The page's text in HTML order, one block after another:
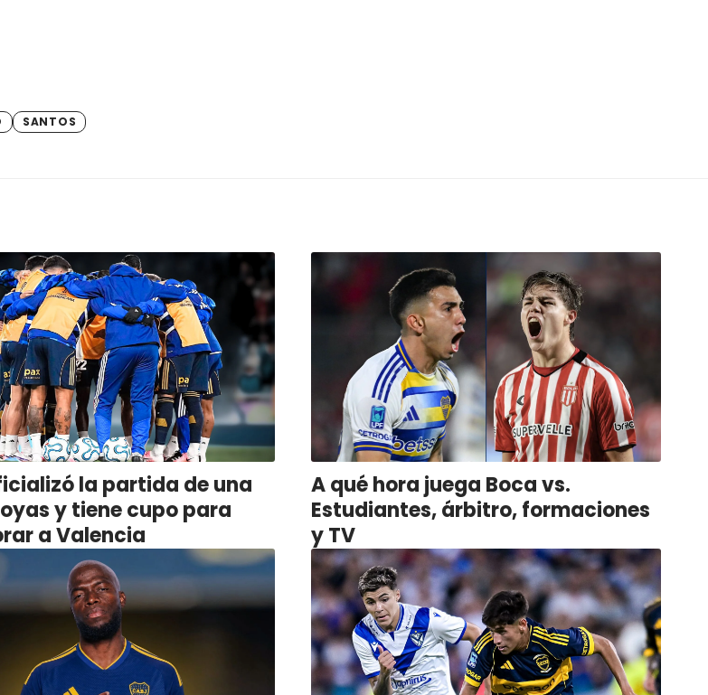
SANTOS
la partida de una
y tiene cupo para
a Valencia
A qué hora juega Boca vs.
Estudiantes, árbitro, formaciones
y TV